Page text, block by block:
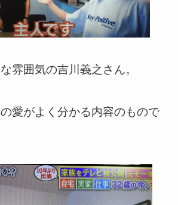
雰囲気の吉川義之さん。
愛がよく分かる内容のもので